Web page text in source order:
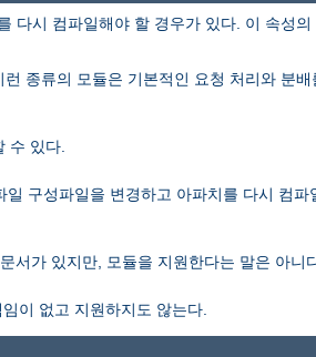
다시 컴파일해야 할 경우가 있다. 이 속성의
종류의 모듈은 기본적인 요청 처리와 분배
수 있다.
구성파일을 변경하고 아파치를 다시 컴파
서가 있지만, 모듈을 지원한다는 말은 아니
이 없고 지원하지도 않는다.